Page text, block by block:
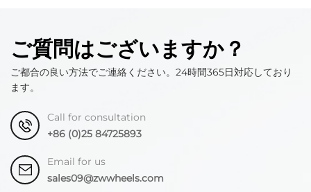
ご質問はございますか？
ご都合の良い方法でご連絡ください。24時間365日対応しており
ます。
Call for consultation
+86 (0)25 84725893
Email for us
sales09@zwwheels.com